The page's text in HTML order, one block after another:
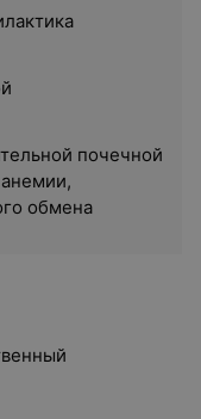
почечной
обмена